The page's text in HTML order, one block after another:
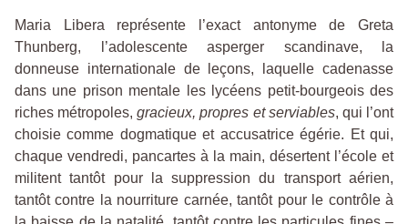
Maria Libera représente l’exact antonyme de Greta
Thunberg, l’adolescente asperger scandinave, la
donneuse internationale de leçons, laquelle cadenasse
dans une prison mentale les lycéens petit-bourgeois des
riches métropoles,gracieux, propres et serviables, qui l’ont
choisie comme dogmatique et accusatrice égérie. Et qui,
chaque vendredi, pancartes à la main, désertent l’école et
militent tantôt pour la suppression du transport aérien,
tantôt contre la nourriture carnée, tantôt pour le contrôle à